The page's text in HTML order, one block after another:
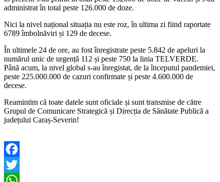
administrat în total peste 126.000 de doze.
Nici la nivel național situația nu este roz, în ultima zi fiind raportate
6789 îmbolnăviri și 129 de decese.
În ultimele 24 de ore, au fost înregistrate peste 5.842 de apeluri la
numărul unic de urgență 112 și peste 750 la linia TELVERDE.
Până acum, la nivel global s-au înregistat, de la începutul pandemiei,
peste 225.000.000 de cazuri confirmate și peste 4.600.000 de
decese.
Reamintim că toate datele sunt oficiale și sunt transmise de către
Grupul de Comunicare Strategică și Direcția de Sănătate Publică a
județului Caraș-Severin!
Facebook
Twitter